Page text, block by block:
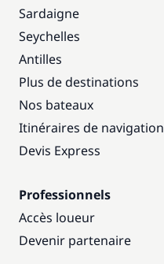
Sardaigne
Seychelles
Antilles
Plus de destinations
Nos bateaux
Itinéraires de navigation
Devis Express
Professionnels
Accès loueur
Devenir partenaire